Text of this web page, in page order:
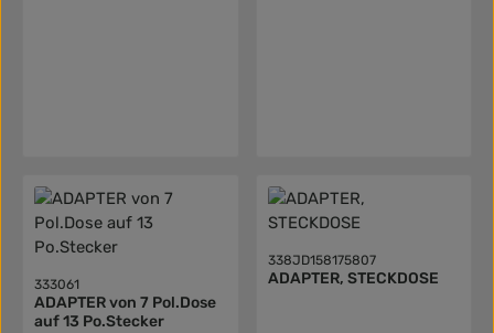
333061
ADAPTER von 7 Pol.Dose
auf 13 Po.Stecker
338JD158175807
ADAPTER, STECKDOSE